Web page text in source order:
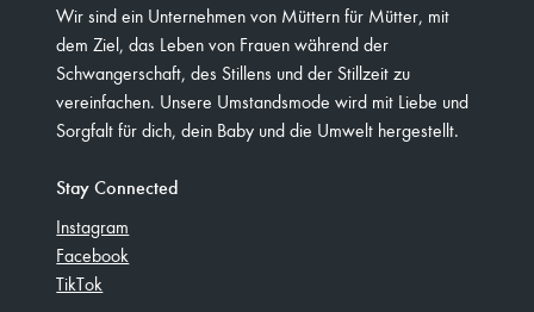
Wir sind ein Unternehmen von Müttern für Mütter, mit
dem Ziel, das Leben von Frauen während der
Schwangerschaft, des Stillens und der Stillzeit zu
vereinfachen. Unsere Umstandsmode wird mit Liebe und
Sorgfalt für dich, dein Baby und die Umwelt hergestellt.
Stay Connected
Instagram
Facebook
TikTok